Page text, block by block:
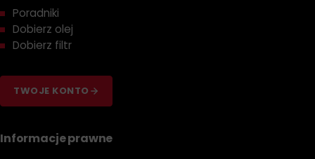
Poradniki
Dobierz olej
Dobierz filtr
TWOJE KONTO
Informacje prawne